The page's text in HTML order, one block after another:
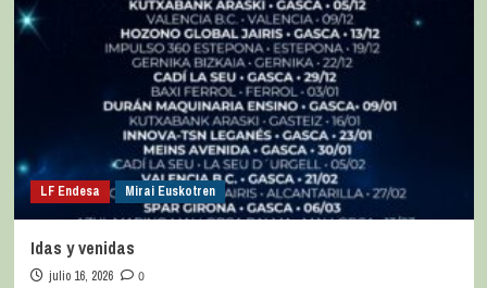
LF Endesa Mirai Euskotren
Idas y venidas
julio 16, 2026 0